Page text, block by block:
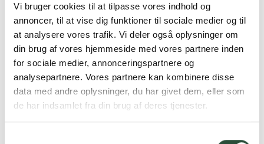
Vi bruger cookies til at tilpasse vores indhold og
annoncer, til at vise dig funktioner til sociale medier og til
at analysere vores trafik. Vi deler også oplysninger om
din brug af vores hjemmeside med vores partnere inden
for sociale medier, annonceringspartnere og
analysepartnere. Vores partnere kan kombinere disse
data med andre oplysninger, du har givet dem, eller som
de har indsamlet fra din brug af deres tjenester.
Stort udvalg af kendte
produkter
Vi tilbyder et stort udvalg af kendte
cremer, vitaminer og andre spændende
produkter – altid til fast lav pris.
Læs mere om Uglecare.dk her